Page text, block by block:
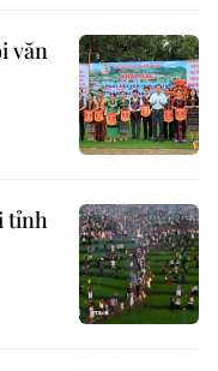
văn
tỉnh